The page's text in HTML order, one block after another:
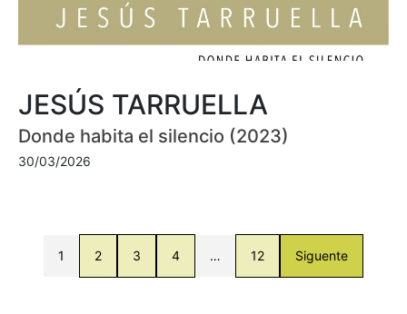
JESÚS TARRUELLA
Donde habita el silencio (2023)
30/03/2026
1 2 3 4 … 12 Siguente